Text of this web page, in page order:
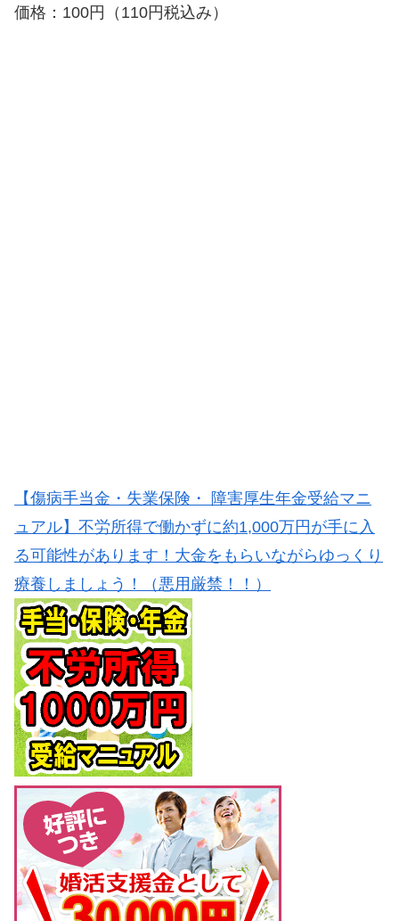
価格：100円（110円税込み）
【傷病手当金・失業保険・ 障害厚生年金受給マニ
ュアル】不労所得で働かずに約1,000万円が手に入
る可能性があります！大金をもらいながらゆっくり
療養しましょう！（悪用厳禁！！）